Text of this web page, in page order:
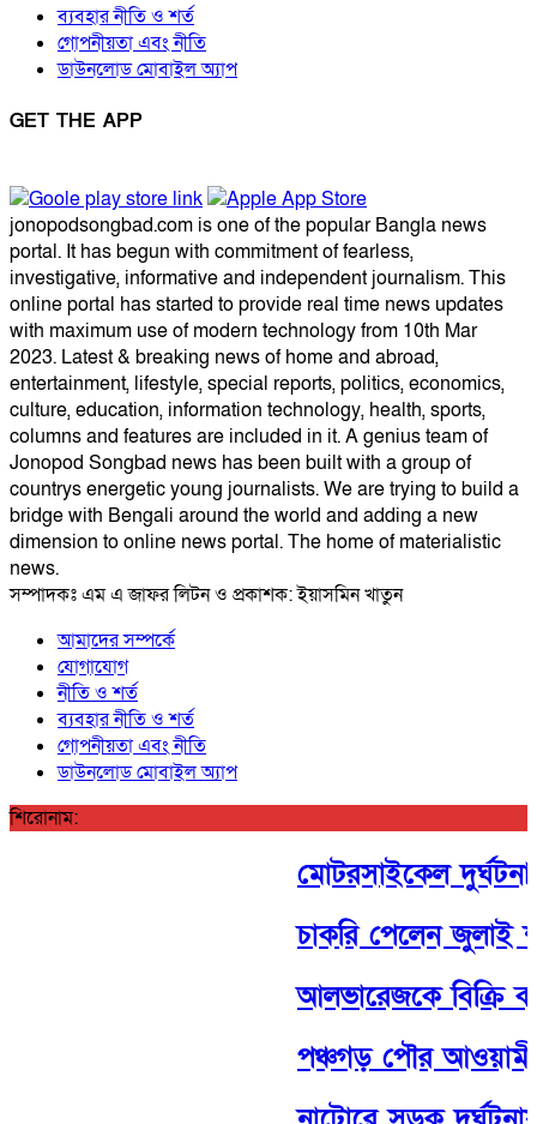
ব্যবহার নীতি ও শর্ত
গোপনীয়তা এবং নীতি
ডাউনলোড মোবাইল অ্যাপ
GET THE APP
jonopodsongbad.com is one of the popular Bangla news
portal. It has begun with commitment of fearless,
investigative, informative and independent journalism. This
online portal has started to provide real time news updates
with maximum use of modern technology from 10th Mar
2023. Latest & breaking news of home and abroad,
entertainment, lifestyle, special reports, politics, economics,
culture, education, information technology, health, sports,
columns and features are included in it. A genius team of
Jonopod Songbad news has been built with a group of
countrys energetic young journalists. We are trying to build a
bridge with Bengali around the world and adding a new
dimension to online news portal. The home of materialistic
news.
সম্পাদকঃ এম এ জাফর লিটন ও প্রকাশক: ইয়াসমিন খাতুন
আমাদের সম্পর্কে
যোগাযোগ
নীতি ও শর্ত
ব্যবহার নীতি ও শর্ত
গোপনীয়তা এবং নীতি
ডাউনলোড মোবাইল অ্যাপ
শিরোনাম:
মোটরসাইকেল
চাকরি পেলেন জুলাই
আলভারেজকে বিক্রি
পঞ্চগড় পৌর আওয়ামী